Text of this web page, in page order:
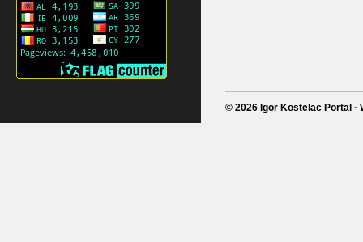
© 2026 Igor Kostelac Portal